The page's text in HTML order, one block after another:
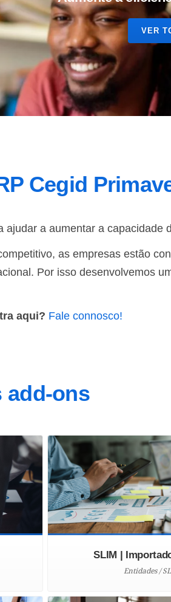
VER
Cegid
ajudar a aumentar a
as empresas estão
Por isso desenvolvemos
aqui? Fale connosco!
add-ons
SLIM |
Entidades /